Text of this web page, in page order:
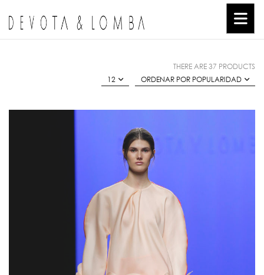
THERE ARE 37 PRODUCTS
ORDENAR POR POPULARIDAD
12